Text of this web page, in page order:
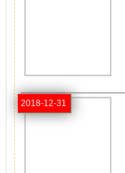
2018-12-31